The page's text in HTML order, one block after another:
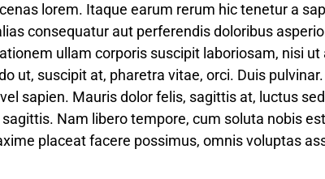
lorem. Itaque earum rerum hic tenetur a
consequatur aut perferendis doloribus
ullam corporis suscipit laboriosam, nisi ut
ut, suscipit at, pharetra vitae, orci. Duis
sapien. Mauris dolor felis, sagittis at, luctus
Nam libero tempore, cum soluta nobis
placeat facere possimus, omnis voluptas